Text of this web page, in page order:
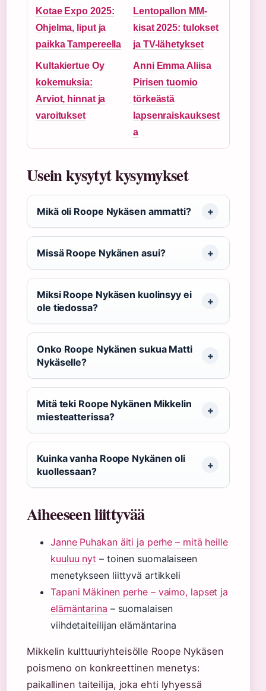
Kotae Expo 2025:
Ohjelma, liput ja
paikka Tampereella
Lentopallon MM-
kisat 2025: tulokset
ja TV-lähetykset
Kultakiertue Oy
kokemuksia:
Arviot, hinnat ja
varoitukset
Anni Emma Aliisa
Pirisen tuomio
törkeästä
lapsenraiskauksest
a
Usein kysytyt kysymykset
Mikä oli Roope Nykäsen ammatti?
Missä Roope Nykänen asui?
Miksi Roope Nykäsen kuolinsyy ei
ole tiedossa?
Onko Roope Nykänen sukua Matti
Nykäselle?
Mitä teki Roope Nykänen Mikkelin
miesteatterissa?
Kuinka vanha Roope Nykänen oli
kuollessaan?
Aiheeseen liittyvää
Janne Puhakan äiti ja perhe – mitä heille
kuuluu nyt – toinen suomalaiseen
menetykseen liittyvä artikkeli
Tapani Mäkinen perhe – vaimo, lapset ja
elämäntarina – suomalaisen
viihdetaiteilijan elämäntarina
Mikkelin kulttuuriyhteisölle Roope Nykäsen
poismeno on konkreettinen menetys:
paikallinen taiteilija, joka ehti lyhyessä